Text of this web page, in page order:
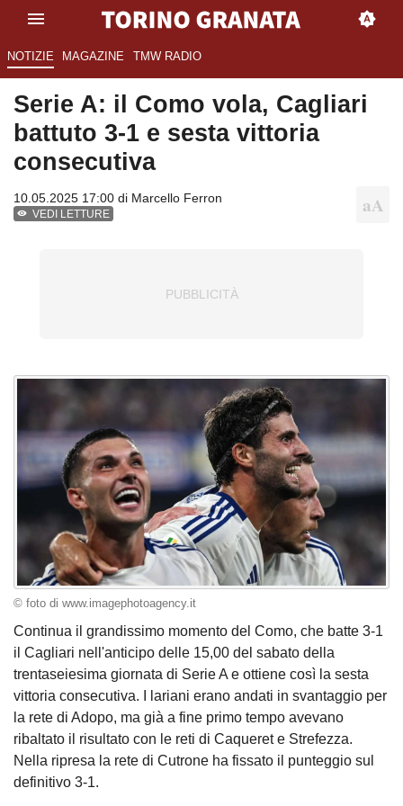
NOTIZIE MAGAZINE TMW RADIO
Serie A: il Como vola, Cagliari
battuto 3-1 e sesta vittoria
consecutiva
10.05.2025 17:00 di Marcello Ferron
VEDI LETTURE
© foto di www.imagephotoagency.it
Continua il grandissimo momento del Como, che batte 3-1
il Cagliari nell'anticipo delle 15,00 del sabato della
trentaseiesima giornata di Serie A e ottiene così la sesta
vittoria consecutiva. I lariani erano andati in svantaggio per
la rete di Adopo, ma già a fine primo tempo avevano
ribaltato il risultato con le reti di Caqueret e Strefezza.
Nella ripresa la rete di Cutrone ha fissato il punteggio sul
definitivo 3-1.